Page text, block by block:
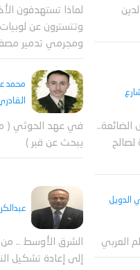
لماذا تستهدفون
وتتسترون عن لوبيات
ومجرمي تدمير
لصالح
محمد
في عهد الحوثي (
يبحث عن قبر )
الدويل
العربي
الشرق الأوسط .. من
إلى إعادة تشكيل